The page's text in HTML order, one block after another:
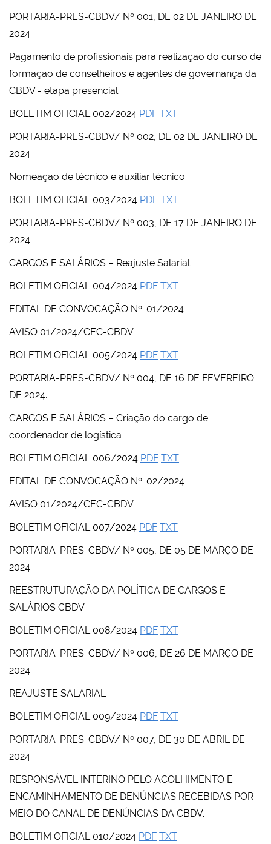
PORTARIA-PRES-CBDV/ Nº 001, DE 02 DE JANEIRO DE
2024.
Pagamento de profissionais para realização do curso de
formação de conselheiros e agentes de governança da
CBDV - etapa presencial.
BOLETIM OFICIAL 002/2024 PDF TXT
PORTARIA-PRES-CBDV/ Nº 002, DE 02 DE JANEIRO DE
2024.
Nomeação de técnico e auxiliar técnico.
BOLETIM OFICIAL 003/2024 PDF TXT
PORTARIA-PRES-CBDV/ Nº 003, DE 17 DE JANEIRO DE
2024.
CARGOS E SALÁRIOS – Reajuste Salarial
BOLETIM OFICIAL 004/2024 PDF TXT
EDITAL DE CONVOCAÇÃO Nº. 01/2024
AVISO 01/2024/CEC-CBDV
BOLETIM OFICIAL 005/2024 PDF TXT
PORTARIA-PRES-CBDV/ Nº 004, DE 16 DE FEVEREIRO
DE 2024.
CARGOS E SALÁRIOS – Criação do cargo de
coordenador de logística
BOLETIM OFICIAL 006/2024 PDF TXT
EDITAL DE CONVOCAÇÃO Nº. 02/2024
AVISO 01/2024/CEC-CBDV
BOLETIM OFICIAL 007/2024 PDF TXT
PORTARIA-PRES-CBDV/ Nº 005, DE 05 DE MARÇO DE
2024.
REESTRUTURAÇÃO DA POLÍTICA DE CARGOS E
SALÁRIOS CBDV
BOLETIM OFICIAL 008/2024 PDF TXT
PORTARIA-PRES-CBDV/ Nº 006, DE 26 DE MARÇO DE
2024.
REAJUSTE SALARIAL
BOLETIM OFICIAL 009/2024 PDF TXT
PORTARIA-PRES-CBDV/ Nº 007, DE 30 DE ABRIL DE
2024.
RESPONSÁVEL INTERINO PELO ACOLHIMENTO E
ENCAMINHAMENTO DE DENÚNCIAS RECEBIDAS POR
MEIO DO CANAL DE DENÚNCIAS DA CBDV.
BOLETIM OFICIAL 010/2024 PDF TXT